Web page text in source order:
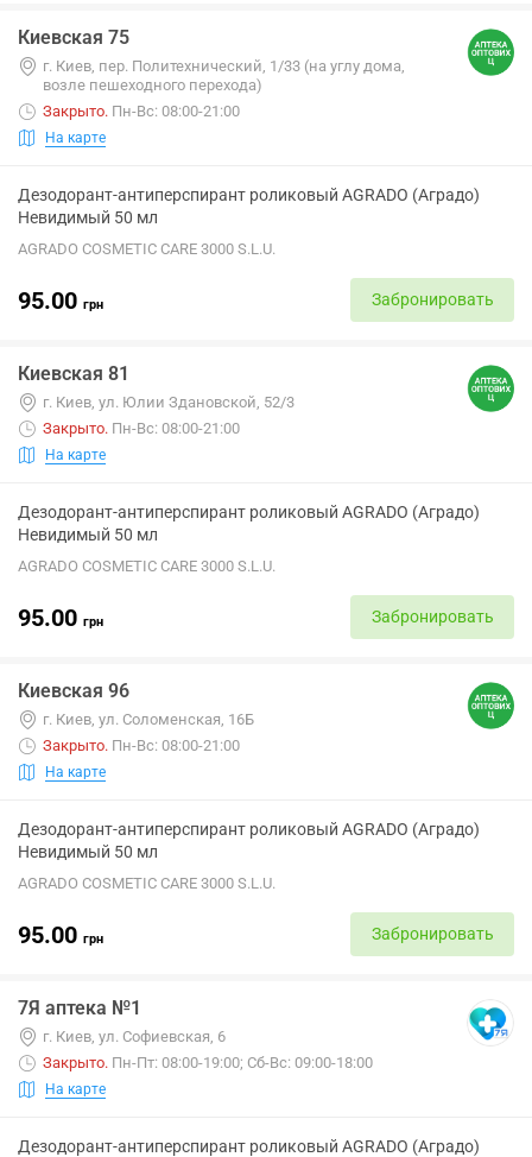
Киевская 75
г. Киев, пер. Политехнический, 1/33 (на углу дома,
возле пешеходного перехода)
Закрыто. Пн-Вс: 08:00-21:00
На карте
Дезодорант-антиперспирант роликовый AGRADO (Аградо)
Невидимый 50 мл
AGRADO COSMETIC CARE 3000 S.L.U.
95.00 грн Забронировать
Киевская 81
г. Киев, ул. Юлии Здановской, 52/3
Закрыто. Пн-Вс: 08:00-21:00
На карте
Дезодорант-антиперспирант роликовый AGRADO (Аградо)
Невидимый 50 мл
AGRADO COSMETIC CARE 3000 S.L.U.
95.00 грн Забронировать
Киевская 96
г. Киев, ул. Соломенская, 16Б
Закрыто. Пн-Вс: 08:00-21:00
На карте
Дезодорант-антиперспирант роликовый AGRADO (Аградо)
Невидимый 50 мл
AGRADO COSMETIC CARE 3000 S.L.U.
95.00 грн Забронировать
7Я аптека №1
г. Киев, ул. Софиевская, 6
Закрыто. Пн-Пт: 08:00-19:00; Сб-Вс: 09:00-18:00
На карте
Дезодорант-антиперспирант роликовый AGRADO (Аградо)